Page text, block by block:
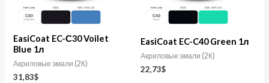
EasiCoat EC-С30 Voilet
Blue 1л
Акриловые эмали (2К)
31,83$
EasiCoat EC-C40 Green 1л
Акриловые эмали (2К)
22,73$